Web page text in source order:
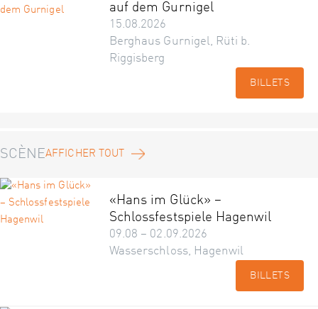
auf dem Gurnigel
15.08.2026
Berghaus Gurnigel, Rüti b.
Riggisberg
BILLETS
SCÈNEAFFICHER TOUT
«Hans im Glück» –
Schlossfestspiele Hagenwil
09.08 – 02.09.2026
Wasserschloss, Hagenwil
BILLETS